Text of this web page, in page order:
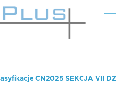
CN2025 SEKCJA VII